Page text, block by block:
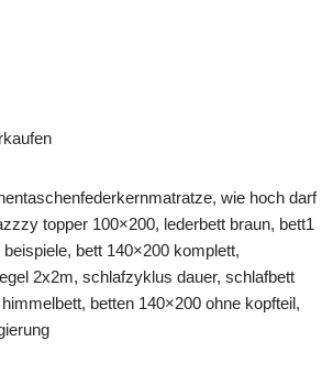
wie hoch darf
topper 100×200, lederbett braun, bett1
bett 140×200 komplett,
2x2m, schlafzyklus dauer, schlafbett
betten 140×200 ohne kopfteil,